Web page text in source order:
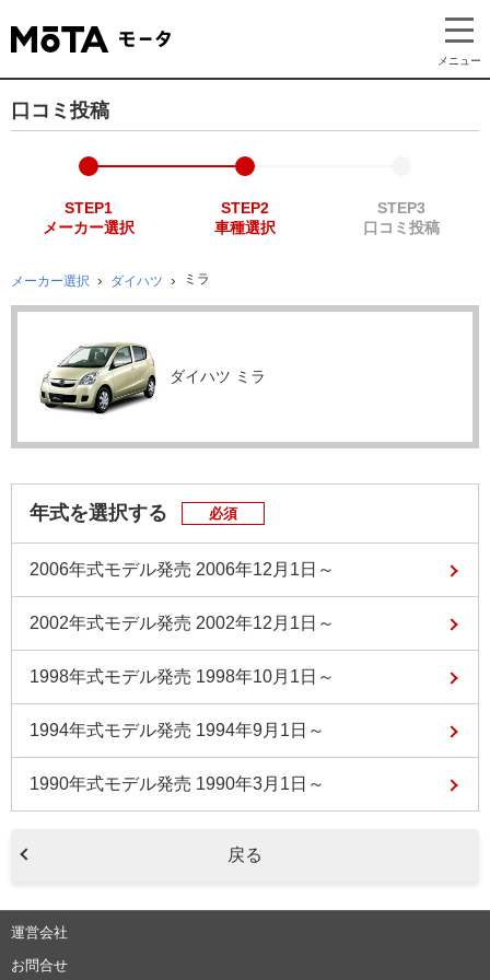
メニュー
口コミ投稿
STEP1
メーカー選択
STEP2
車種選択
STEP3
口コミ投稿
メーカー選択 ダイハツ ミラ
ダイハツ ミラ
年式を選択する 必須
2006年式モデル発売 2006年12月1日～
2002年式モデル発売 2002年12月1日～
1998年式モデル発売 1998年10月1日～
1994年式モデル発売 1994年9月1日～
1990年式モデル発売 1990年3月1日～
戻る
運営会社
お問合せ